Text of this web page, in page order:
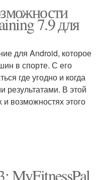
7.9 для
для Android, которое
в спорте. С его
где угодно и когда
результатами. В этой
возможностях этого
MyFitnessPal